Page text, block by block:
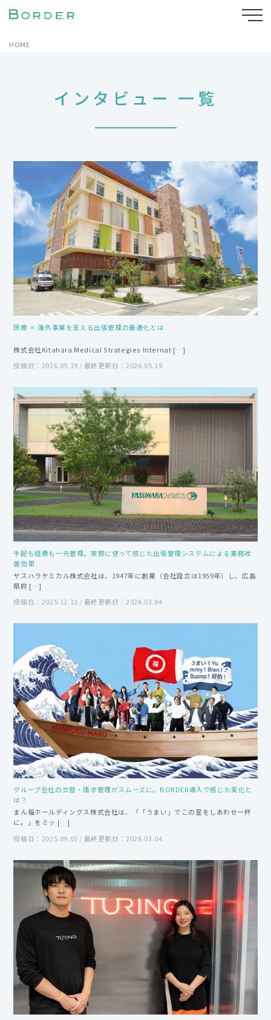
HOME
インタビュー 一覧
医療 × 海外事業を支える出張管理の最適化とは
株式会社Kitahara Medical Strategies Internat […]
投稿日：2026.05.19 / 最終更新日：2026.05.19
手配も経費も一元管理。実際に使って感じた出張管理システムによる業務改
善効果
ヤスハラケミカル株式会社は、1947年に創業（会社設立は1959年）し、広島
県府 […]
投稿日：2025.12.11 / 最終更新日：2026.03.04
グループ会社の立替・請求管理がスムーズに。BORDER導入で感じた変化と
は？
まん福ホールディングス株式会社は、「「うまい」でこの星をしあわせ一杯
に。」をミッ […]
投稿日：2025.09.03 / 最終更新日：2026.03.04